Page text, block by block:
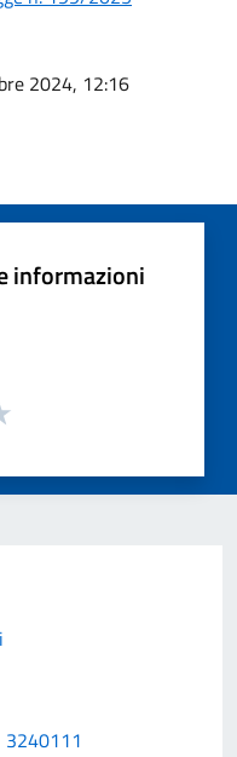
2024, 12:16
informazioni
3240111